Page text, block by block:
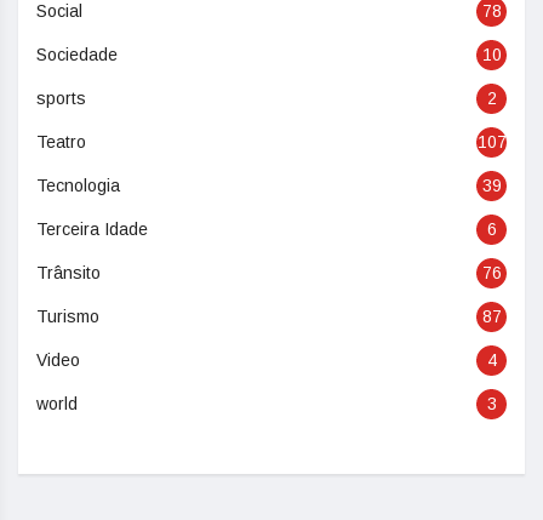
Social 78
Sociedade 10
sports 2
Teatro 107
Tecnologia 39
Terceira Idade 6
Trânsito 76
Turismo 87
Video 4
world 3